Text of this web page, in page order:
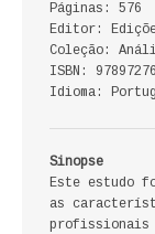
COLEÇÃO
HISTÓRIA
PRÉ-HISTÓRIA
LITERATURA
Páginas: 576
Editor:
Coleção:
ISBN:
Idioma:
Sinopse
Este estudo
as
profissionais